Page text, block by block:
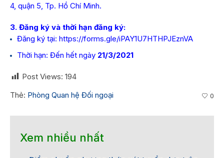
4, quận 5, Tp. Hồ Chí Minh.
3. Đăng ký và thời hạn đăng ký:
Đăng ký tại: https://forms.gle/iPAY1U7HTHPJEznVA
Thời hạn: Đến hết ngày 21/3/2021
Post Views: 194
Thẻ: Phòng Quan hệ Đối ngoại 0
Xem nhiều nhất